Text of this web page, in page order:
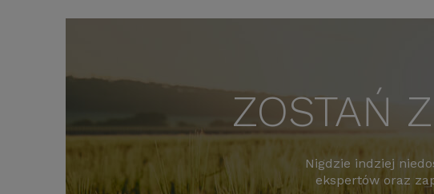
ZOSTAŃ
Nigdzie indziej
ekspertów oraz